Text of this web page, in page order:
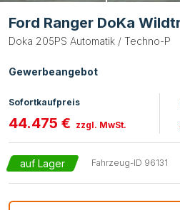
Ford Ranger DoKa
Doka 205PS Automatik / Techno-P
Gewerbeangebot
Sofortkaufpreis
44.475 € zzgl. MwSt.
auf Lager Fahrzeug-ID 96131